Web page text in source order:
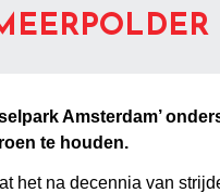
Amsterdam’
te houden.
het na decennia van